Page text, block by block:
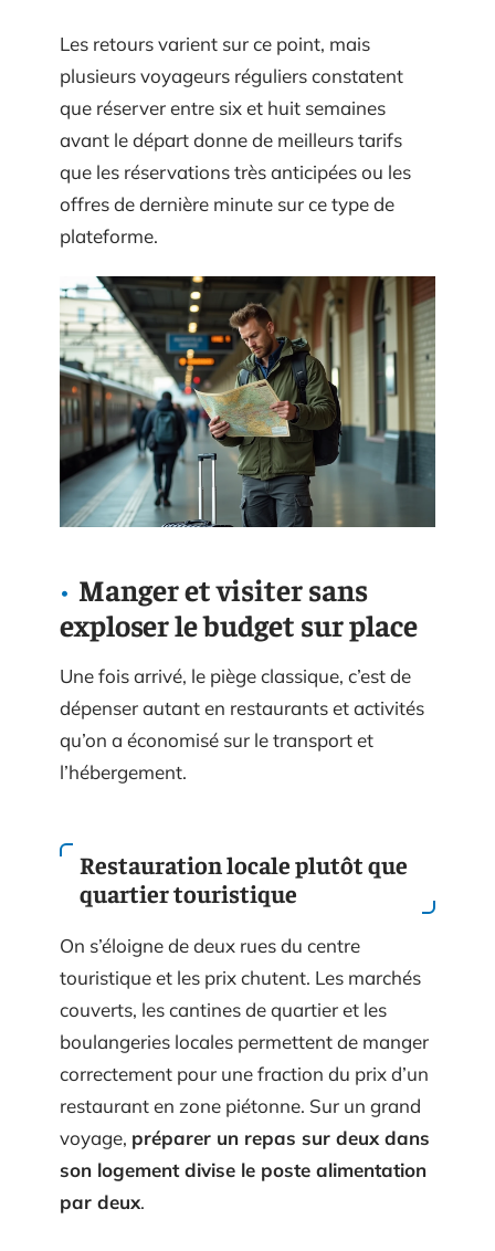
Les retours varient sur ce point, mais
plusieurs voyageurs réguliers constatent
que réserver entre six et huit semaines
avant le départ donne de meilleurs tarifs
que les réservations très anticipées ou les
offres de dernière minute sur ce type de
plateforme.
Manger et visiter sans
exploser le budget sur place
Une fois arrivé, le piège classique, c’est de
dépenser autant en restaurants et activités
qu’on a économisé sur le transport et
l’hébergement.
Restauration locale plutôt que
quartier touristique
On s’éloigne de deux rues du centre
touristique et les prix chutent. Les marchés
couverts, les cantines de quartier et les
boulangeries locales permettent de manger
correctement pour une fraction du prix d’un
restaurant en zone piétonne. Sur un grand
voyage, préparer un repas sur deux dans
son logement divise le poste alimentation
par deux.